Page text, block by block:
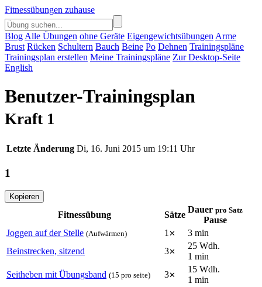
Fitnessübungen zuhause
Blog Alle Übungen ohne Geräte Eigengewichtsübungen Arme
Brust Rücken Schultern Bauch Beine Po Dehnen Trainingspläne
Trainingsplan erstellen Meine Trainingspläne Zur Desktop-Seite
English
Benutzer-Trainingsplan
Kraft 1
Letzte Änderung Di, 16. Juni 2015 um 19:11 Uhr
1
Fitnessübung Sätze
Dauer pro Satz
Pause
Joggen auf der Stelle (Aufwärmen) 1 ✕ 3 min
Beinstrecken, sitzend
3✕
25 Wdh.
1 min
Seitheben mit Übungsband (15 pro seite) 3✕
15 Wdh.
1 min